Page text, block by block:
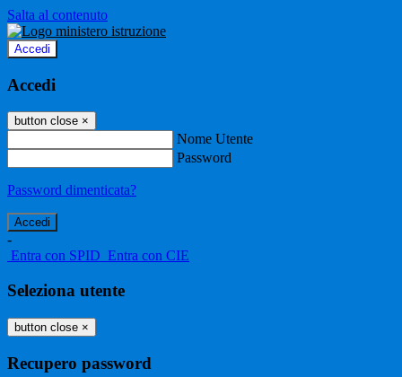
Salta al contenuto
Accedi
Accedi
button close ×
Nome Utente
Password
Password dimenticata?
-
Entra con SPID Entra con CIE
Seleziona utente
button close ×
Recupero password